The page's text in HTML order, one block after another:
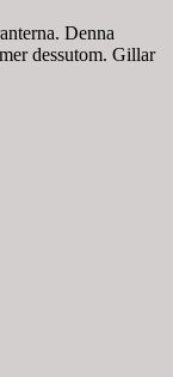
Denna
dessutom. Gillar